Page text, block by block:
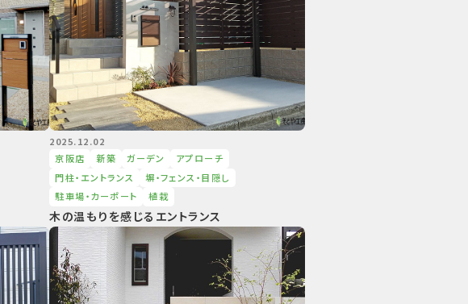
2025.12.02
京阪店
新築 ガーデン
アプローチ
⾨柱・エントランス
塀・フェンス・⽬隠し
駐⾞場・カーポート
植栽
木の温もりを感じるエントランス